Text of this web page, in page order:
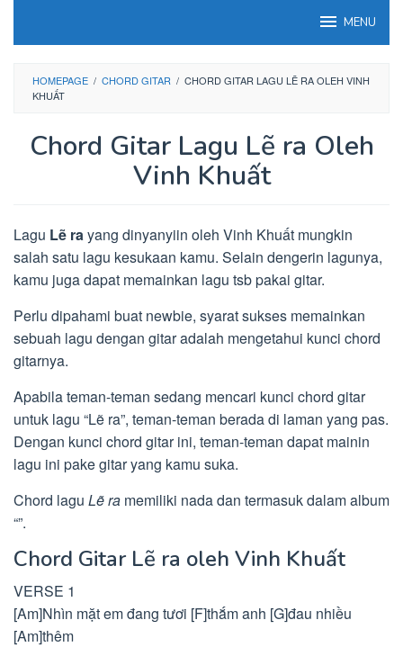
MENU
HOMEPAGE / CHORD GITAR / CHORD GITAR LAGU LẼ RA OLEH VINH
KHUẤT
Chord Gitar Lagu Lẽ ra Oleh
Vinh Khuất
Lagu Lẽ rayang dinyanyiin oleh Vinh Khuất mungkin
salah satu lagu kesukaan kamu. Selain dengerin lagunya,
kamu juga dapat memainkan lagu tsb pakai gitar.
Perlu dipahami buat newbie, syarat sukses memainkan
sebuah lagu dengan gitar adalah mengetahui kunci chord
gitarnya.
Apabila teman-teman sedang mencari kunci chord gitar
untuk lagu “Lẽ ra”, teman-teman berada di laman yang pas.
Dengan kunci chord gitar ini, teman-teman dapat mainin
lagu ini pake gitar yang kamu suka.
Chord lagu Lẽ ra memiliki nada dan termasuk dalam album
“”.
Chord Gitar Lẽ ra oleh Vinh Khuất
VERSE 1
[Am]Nhìn mặt em đang tươi [F]thắm anh [G]đau nhiều
[Am]thêm